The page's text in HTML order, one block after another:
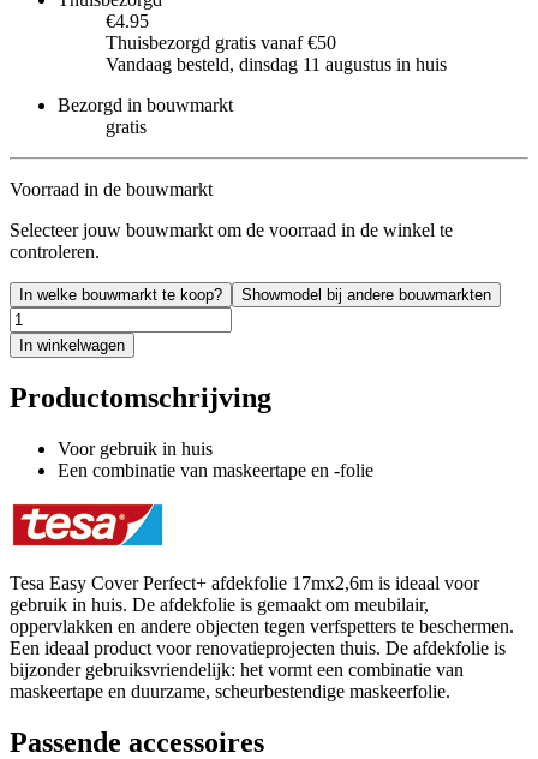
€4.95
Thuisbezorgd gratis vanaf €50
Vandaag besteld, dinsdag 11 augustus in huis
Bezorgd in bouwmarkt
gratis
Voorraad in de bouwmarkt
Selecteer jouw bouwmarkt om de voorraad in de winkel te
controleren.
In welke bouwmarkt te koop? Showmodel bij andere bouwmarkten
In winkelwagen
Productomschrijving
Voor gebruik in huis
Een combinatie van maskeertape en -folie
Tesa Easy Cover Perfect+ afdekfolie 17mx2,6m is ideaal voor
gebruik in huis. De afdekfolie is gemaakt om meubilair,
oppervlakken en andere objecten tegen verfspetters te beschermen.
Een ideaal product voor renovatieprojecten thuis. De afdekfolie is
bijzonder gebruiksvriendelijk: het vormt een combinatie van
maskeertape en duurzame, scheurbestendige maskeerfolie.
Passende accessoires